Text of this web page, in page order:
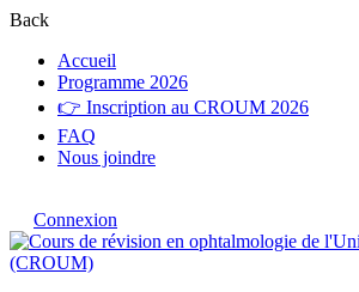
Back
Accueil
Programme 2026
👉 Inscription au CROUM 2026
FAQ
Nous joindre
Connexion